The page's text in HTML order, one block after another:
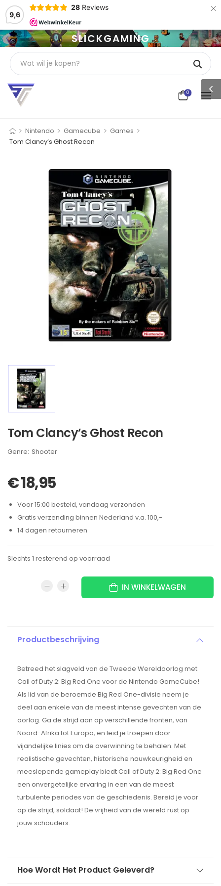
9,6
28 Reviews ×
SLICKGAMING
0
> Nintendo > Gamecube > Games >
Tom Clancy’s Ghost Recon
Tom Clancy’s Ghost Recon
Brand:
Shooter
€18,95
Voor 15:00 besteld, vandaag verzonden
Gratis verzending binnen Nederland v.a. 100,-
14 dagen retourneren
Slechts 1 resterend op voorraad
IN WINKELWAGEN
Productbeschrijving
Betreed het slagveld van de Tweede Wereldoorlog met
Call of Duty 2: Big Red One voor de Nintendo GameCube!
Als lid van de beroemde Big Red One-divisie neem je
deel aan enkele van de meest intense gevechten van de
oorlog. Ga de strijd aan op verschillende fronten, van
Noord-Afrika tot Europa, en leid je troepen door
vijandelijke linies om de overwinning te behalen. Met
realistische gevechten, historische nauwkeurigheid en
meeslepende gameplay biedt Call of Duty 2: Big Red One
een onvergetelijke ervaring in een van de meest
turbulente periodes van de geschiedenis. Bereid je voor
op de strijd, soldaat! De vrijheid van de wereld rust op
jouw schouders.
Hoe Wordt Het Product Geleverd?